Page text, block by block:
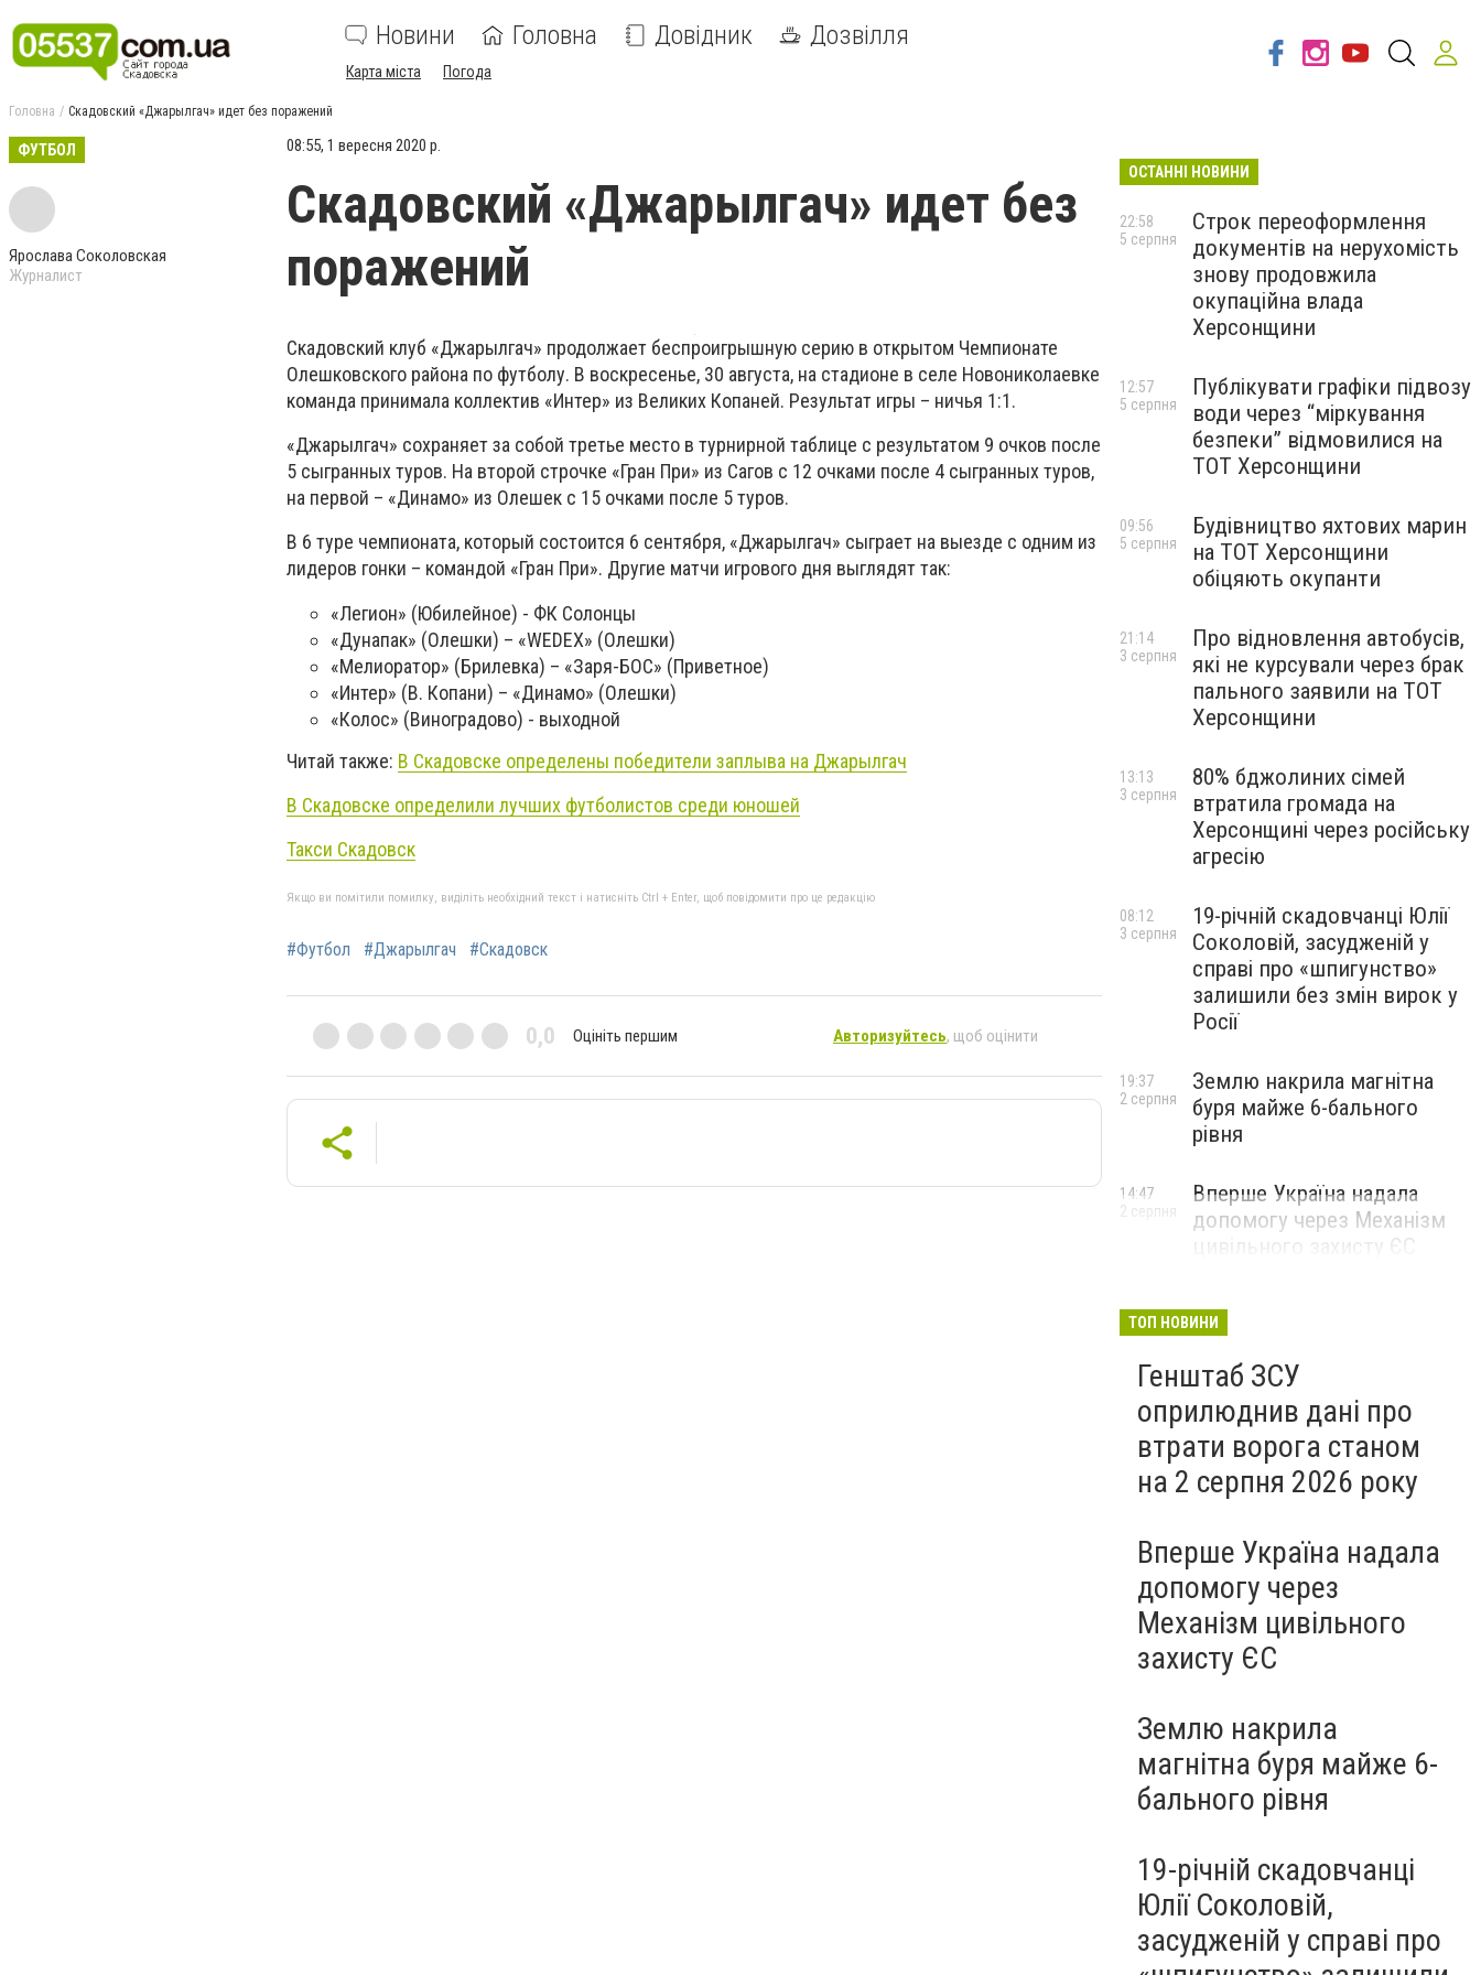
Новини Головна Довідник Дозвілля
Карта міста Погода
Головна Скадовский «Джарылгач» идет без поражений
ФУТБОЛ
Ярослава Соколовская
Журналист
08:55, 1 вересня 2020 р.
Скадовский «Джарылгач» идет без
поражений
Скадовский клуб «Джарылгач» продолжает беспроигрышную серию в открытом Чемпионате
Олешковского района по футболу. В воскресенье, 30 августа, на стадионе в селе Новониколаевке
команда принимала коллектив «Интер» из Великих Копаней. Результат игры – ничья 1:1.
«Джарылгач» сохраняет за собой третье место в турнирной таблице с результатом 9 очков после
5 сыгранных туров. На второй строчке «Гран При» из Сагов с 12 очками после 4 сыгранных туров,
на первой – «Динамо» из Олешек с 15 очками после 5 туров.
В 6 туре чемпионата, который состоится 6 сентября, «Джарылгач» сыграет на выезде с одним из
лидеров гонки – командой «Гран При». Другие матчи игрового дня выглядят так:
«Легион» (Юбилейное) - ФК Солонцы
«Дунапак» (Олешки) – «WEDEX» (Олешки)
«Мелиоратор» (Брилевка) – «Заря-БОС» (Приветное)
«Интер» (В. Копани) – «Динамо» (Олешки)
«Колос» (Виноградово) - выходной
Читай также: В Скадовске определены победители заплыва на Джарылгач
В Скадовске определили лучших футболистов среди юношей
Такси Скадовск
Якщо ви помітили помилку, виділіть необхідний текст і натисніть Ctrl + Enter, щоб повідомити про це редакцію
#Футбол #Джарылгач #Скадовск
0,0 Оцініть першим Авторизуйтесь, щоб оцінити
ОСТАННІ НОВИНИ
Строк переоформлення
документів на нерухомість
знову продовжила
окупаційна влада
Херсонщини
22:58
5 серпня
Публікувати графіки підвозу
води через “міркування
безпеки” відмовилися на
ТОТ Херсонщини
12:57
5 серпня
Будівництво яхтових марин
на ТОТ Херсонщини
обіцяють окупанти
09:56
5 серпня
Про відновлення автобусів,
які не курсували через брак
пального заявили на ТОТ
Херсонщини
21:14
3 серпня
80% бджолиних сімей
втратила громада на
Херсонщині через російську
агресію
13:13
3 серпня
19-річній скадовчанці Юлії
Соколовій, засудженій у
справі про «шпигунство»
залишили без змін вирок у
Росії
08:12
3 серпня
Землю накрила магнітна
буря майже 6-бального
рівня
19:37
2 серпня
Вперше Україна надала
допомогу через Механізм
цивільного захисту ЄС
14:47
2 серпня
ТОП НОВИНИ
Генштаб ЗСУ
оприлюднив дані про
втрати ворога станом
на 2 серпня 2026 року
Вперше Україна надала
допомогу через
Механізм цивільного
захисту ЄС
Землю накрила
магнітна буря майже 6-
бального рівня
19-річній скадовчанці
Юлії Соколовій,
засудженій у справі про